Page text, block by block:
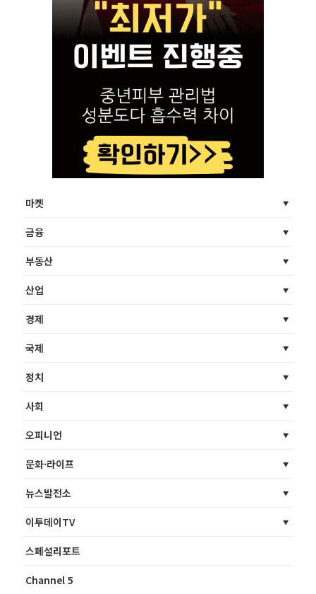
마켓
금융
부동산
산업
경제
국제
정치
사회
오피니언
문화·라이프
뉴스발전소
이투데이TV
스페셜리포트
Channel 5